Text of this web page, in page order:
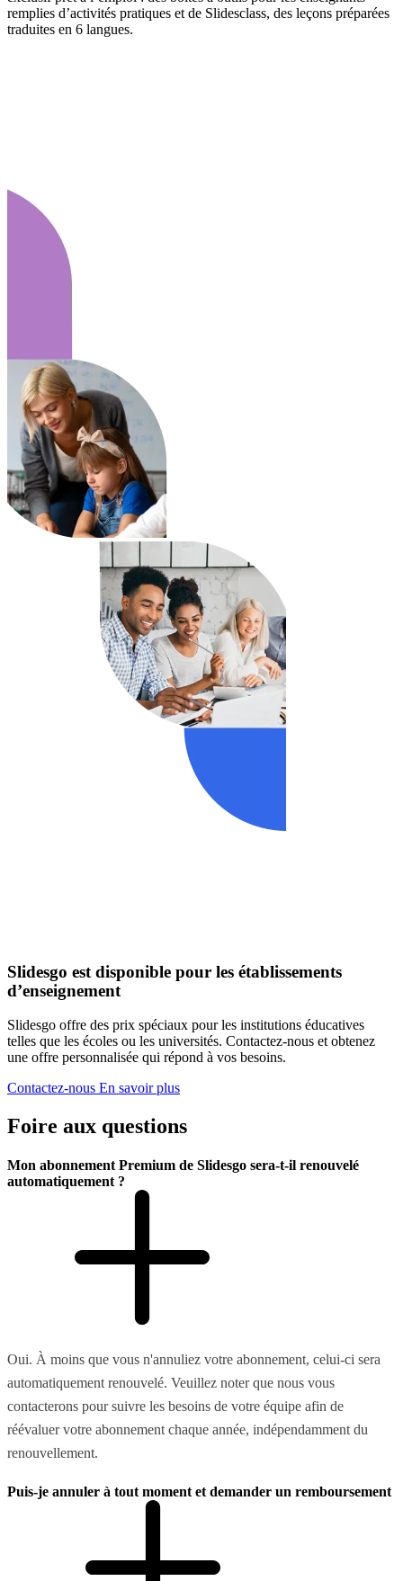
remplies d’activités pratiques et de Slidesclass, des leçons préparées
traduites en 6 langues.
Slidesgo est disponible pour les établissements
d’enseignement
Slidesgo offre des prix spéciaux pour les institutions éducatives
telles que les écoles ou les universités. Contactez-nous et obtenez
une offre personnalisée qui répond à vos besoins.
Contactez-nous En savoir plus
Foire aux questions
Mon abonnement Premium de Slidesgo sera-t-il renouvelé
automatiquement ?
Oui. À moins que vous n'annuliez votre abonnement, celui-ci sera
automatiquement renouvelé. Veuillez noter que nous vous
contacterons pour suivre les besoins de votre équipe afin de
réévaluer votre abonnement chaque année, indépendamment du
renouvellement.
Puis-je annuler à tout moment et demander un remboursement